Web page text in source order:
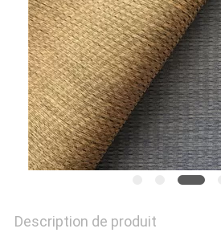
PRIVACY
POLICY
Description de produit